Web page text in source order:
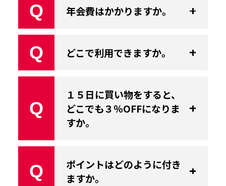
Q 年会費はかかりますか。
Q どこで利用できますか。
Q
１５日に買い物をすると、
どこでも３％OFFになりま
すか。
Q
ポイントはどのように付き
ますか。